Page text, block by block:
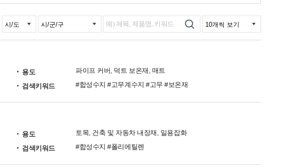
용도
파이프 커버, 덕트 보온재, 매트
검색키워드
#합성수지 #고무계수지 #고무 #보온재
용도
토목, 건축 및 자동차 내장재, 일용잡화
검색키워드
#합성수지 #폴리에틸렌